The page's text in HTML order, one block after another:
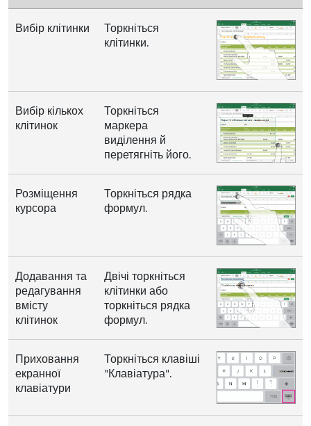
Вибір клітинки
Торкніться
клітинки.
Вибір кількох
клітинок
Торкніться
маркера
виділення й
перетягніть його.
Розміщення
курсора
Торкніться рядка
формул.
Додавання та
редагування
вмісту
клітинок
Двічі торкніться
клітинки або
торкніться рядка
формул.
Приховання
екранної
клавіатури
Торкніться клавіші
"Клавіатура".